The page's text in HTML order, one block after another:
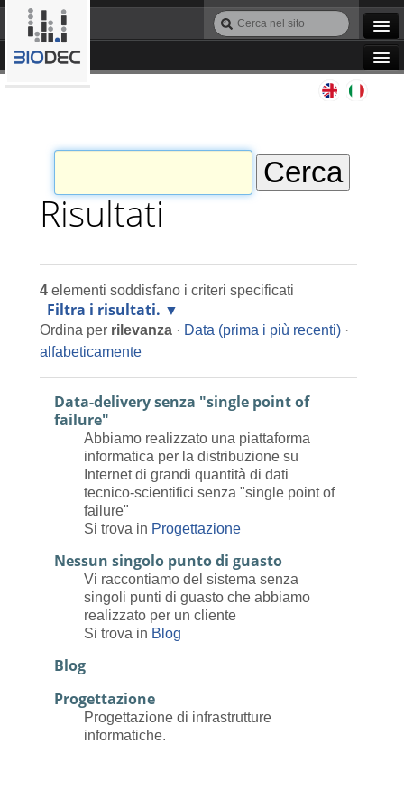
Cerca
nel
Ricerca
Automazione
Bioinformatica
Progettazione
Programmazione
Risultati
4 elementi soddisfano i criteri specificati
Filtra i risultati.
Ordina per rilevanza · Data (prima i più recenti) ·
alfabeticamente
Data-delivery senza "single point of
failure"
Abbiamo realizzato una piattaforma
informatica per la distribuzione su
Internet di grandi quantità di dati
tecnico-scientifici senza "single point of
failure"
Si trova in Progettazione
Nessun singolo punto di guasto
Vi raccontiamo del sistema senza
singoli punti di guasto che abbiamo
realizzato per un cliente
Si trova in Blog
Blog
Progettazione
Progettazione di infrastrutture
informatiche.